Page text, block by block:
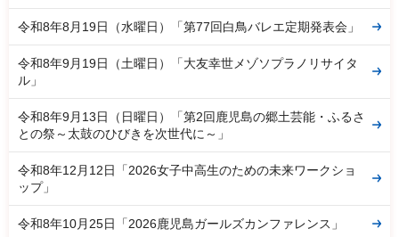
令和8年8月19日（水曜日）「第77回白鳥バレエ定期発表会」
令和8年9月19日（土曜日）「大友幸世メゾソプラノリサイタ
ル」
令和8年9月13日（日曜日）「第2回鹿児島の郷土芸能・ふるさ
との祭～太鼓のひびきを次世代に～」
令和8年12月12日「2026女子中高生のための未来ワークショ
ップ」
令和8年10月25日「2026鹿児島ガールズカンファレンス」